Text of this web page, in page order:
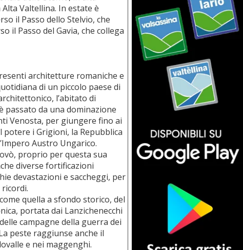
Valtellina. In estate è
il Passo dello Stelvio, che
il Passo del Gavia, che collega
architetture romaniche e
di un piccolo paese di
l’abitato di
da una dominazione
Venosta, per giungere fino ai
i Grigioni, la Repubblica
Austro Ungarico.
proprio per questa sua
diverse fortificazioni
devastazioni e saccheggi, per
quella a sfondo storico, del
portata dai Lanzichenecchi
campagne della guerra dei
peste raggiunse anche il
e nei maggenghi.